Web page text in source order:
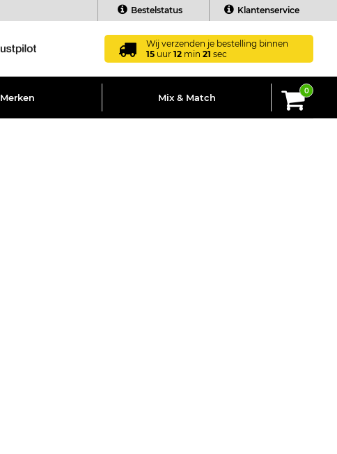
Bestelstatus Klantenservice
Wij verzenden je bestelling binnen
15 uur12 min20sec
Merken Mix & Match
0